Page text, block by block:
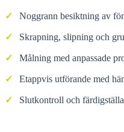
✓ Noggrann besiktning av
✓ Skrapning, slipning och
✓ Målning med anpassade
✓ Etappvis utförande med
✓ Slutkontroll och